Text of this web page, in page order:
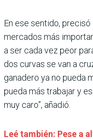
En ese sentido,
mercados más
a ser cada vez peor
dos curvas se van a
ganadero ya no pueda
pueda más trabajar y
muy caro”, añadió.
Leé también: Pese a